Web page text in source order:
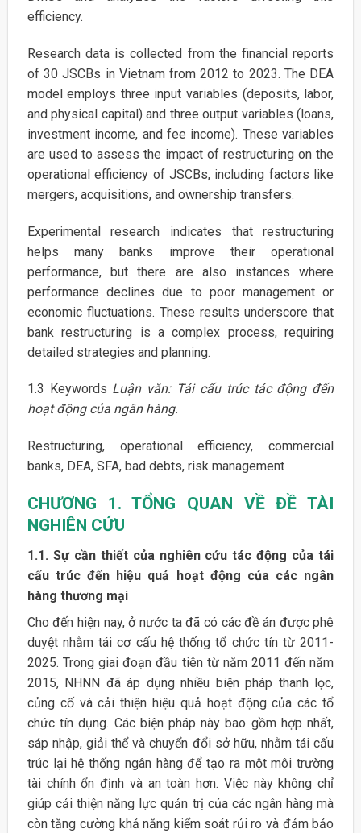
efficiency.
Research data is collected from the financial reports
of 30 JSCBs in Vietnam from 2012 to 2023. The DEA
model employs three input variables (deposits, labor,
and physical capital) and three output variables (loans,
investment income, and fee income). These variables
are used to assess the impact of restructuring on the
operational efficiency of JSCBs, including factors like
mergers, acquisitions, and ownership transfers.
Experimental research indicates that restructuring
helps many banks improve their operational
performance, but there are also instances where
performance declines due to poor management or
economic fluctuations. These results underscore that
bank restructuring is a complex process, requiring
detailed strategies and planning.
1.3 Keywords Luận văn: Tái cấu trúc tác động đến
hoạt động của ngân hàng.
Restructuring, operational efficiency, commercial
banks, DEA, SFA, bad debts, risk management
CHƯƠNG 1. TỔNG QUAN VỀ ĐỀ TÀI
NGHIÊN CỨU
1.1. Sự cần thiết của nghiên cứu tác động của tái
cấu trúc đến hiệu quả hoạt động của các ngân
hàng thương mại
Cho đến hiện nay, ở nước ta đã có các đề án được phê
duyệt nhằm tái cơ cấu hệ thống tổ chức tín từ 2011-
2025. Trong giai đoạn đầu tiên từ năm 2011 đến năm
2015, NHNN đã áp dụng nhiều biện pháp thanh lọc,
củng cố và cải thiện hiệu quả hoạt động của các tổ
chức tín dụng. Các biện pháp này bao gồm hợp nhất,
sáp nhập, giải thể và chuyển đổi sở hữu, nhằm tái cấu
trúc lại hệ thống ngân hàng để tạo ra một môi trường
tài chính ổn định và an toàn hơn. Việc này không chỉ
giúp cải thiện năng lực quản trị của các ngân hàng mà
còn tăng cường khả năng kiểm soát rủi ro và đảm bảo